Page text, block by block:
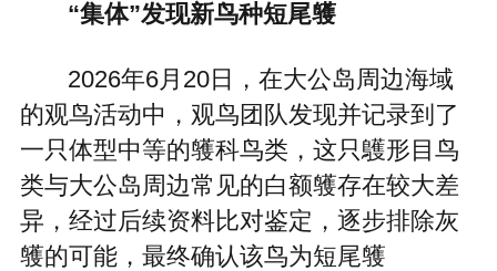
“集体”发现新鸟种短尾鹱
2026年6月20日，在大公岛周边海域
的观鸟活动中，观鸟团队发现并记录到了
一只体型中等的鹱科鸟类，这只鸌形目鸟
类与大公岛周边常见的白额鹱存在较大差
异，经过后续资料比对鉴定，逐步排除灰
鹱的可能，最终确认该鸟为短尾鹱